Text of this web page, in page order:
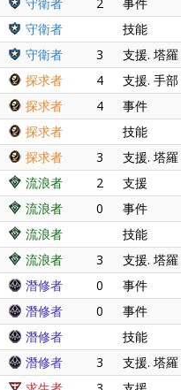
守衛者 技能
守衛者 3 支援. 塔羅
探求者 4 支援. 手部
探求者 4 事件
探求者 技能
探求者 3 支援. 塔羅
流浪者 2 支援
流浪者 0 事件
流浪者 技能
流浪者 3 支援. 塔羅
潛修者 0 事件
潛修者 0 事件
潛修者 技能
潛修者 3 支援. 塔羅